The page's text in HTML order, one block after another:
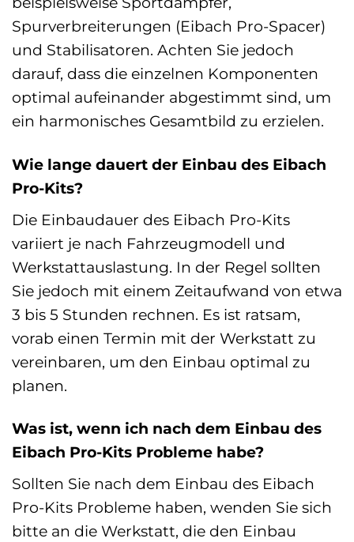
Spurverbreiterungen (Eibach Pro-Spacer)
und Stabilisatoren. Achten Sie jedoch
darauf, dass die einzelnen Komponenten
optimal aufeinander abgestimmt sind, um
ein harmonisches Gesamtbild zu erzielen.
Wie lange dauert der Einbau des Eibach
Pro-Kits?
Die Einbaudauer des Eibach Pro-Kits
variiert je nach Fahrzeugmodell und
Werkstattauslastung. In der Regel sollten
Sie jedoch mit einem Zeitaufwand von etwa
3 bis 5 Stunden rechnen. Es ist ratsam,
vorab einen Termin mit der Werkstatt zu
vereinbaren, um den Einbau optimal zu
planen.
Was ist, wenn ich nach dem Einbau des
Eibach Pro-Kits Probleme habe?
Sollten Sie nach dem Einbau des Eibach
Pro-Kits Probleme haben, wenden Sie sich
bitte an die Werkstatt, die den Einbau